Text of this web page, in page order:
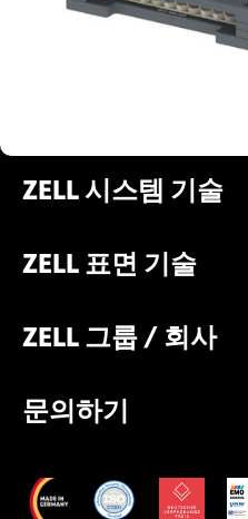
ZELL 시스템 기술
ZELL 표면 기술
ZELL 그룹 / 회사
문의하기